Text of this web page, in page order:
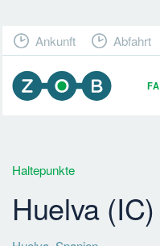
Ankunft Abfahrt
Haltepunkte
Huelva (IC)